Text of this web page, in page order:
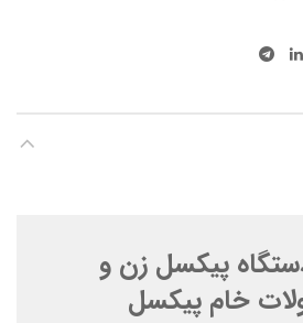
پیکسل زن و
خام پیکسل